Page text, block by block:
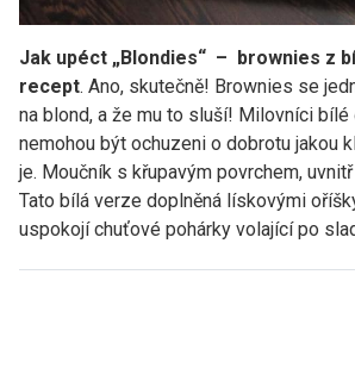
Jak upéct „Blondies“ – brownies z
recept. Ano, skutečně! Brownies se
na blond, a že mu to sluší! Milovníci
nemohou být ochuzeni o dobrotu jakou
je. Moučník s křupavým povrchem,
Tato bílá verze doplněná lískovými
uspokojí chuťové pohárky volající po